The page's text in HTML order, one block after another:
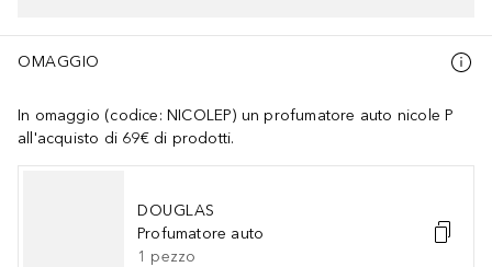
OMAGGIO
In omaggio (codice: NICOLEP) un profumatore auto nicole P
all'acquisto di 69€ di prodotti.
DOUGLAS
Profumatore auto
1 pezzo